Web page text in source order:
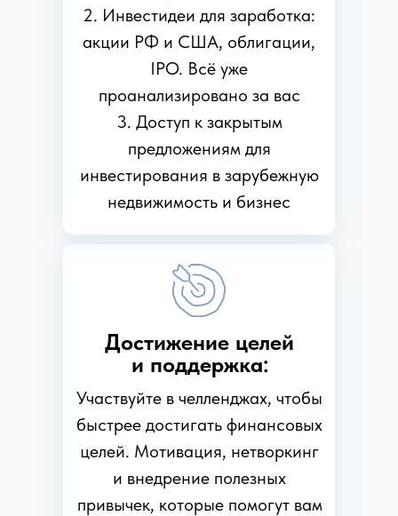
Достижение целей
и поддержка:
Участвуйте в челленджах, чтобы
быстрее достигать финансовых
целей. Мотивация, нетворкинг
и внедрение полезных
привычек, которые помогут вам
2. Инвестидеи для заработка:
акции РФ и США, облигации,
IPO. Всё уже
проанализировано за вас
3. Доступ к закрытым
предложениям для
инвестирования в зарубежную
недвижимость и бизнес